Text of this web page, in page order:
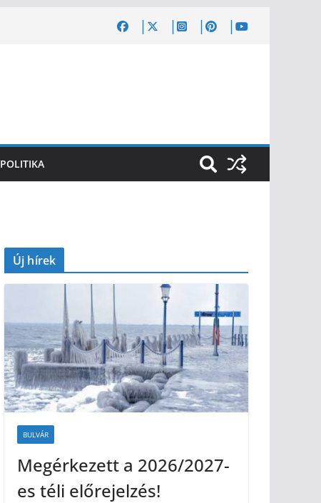
POLITIKA
Új hírek
BULVÁR
Megérkezett a 2026/2027-
es téli előrejelzés!